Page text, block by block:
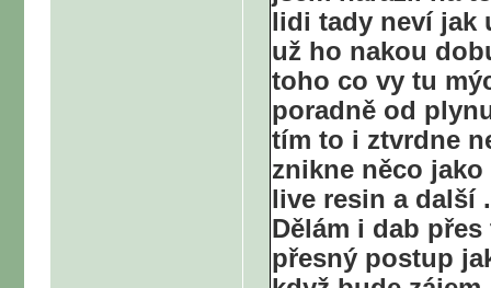
lidi tady neví jak
už ho nakou
toho co vy tu
poradně od
tím to i ztvrdne
znikne něco
live resin a další
Dělám i dab
přesný postup